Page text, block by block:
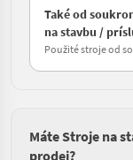
Také od
na stavbu /
Použité stroje od
Máte Stroje na
prodej?